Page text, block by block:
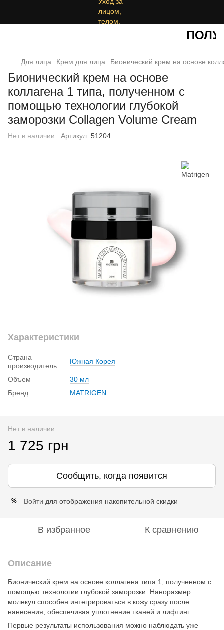
Для лица Крем для лица Бионический крем на основе
Бионический крем на основе
коллагена 1 типа, полученном с
помощью технологии глубокой
заморозки Collagen Volume Cream
Нет в наличии Артикул: 51204
Характеристики
Страна
производитель
Южная Корея
Объем
30 мл
Бренд
MATRIGEN
Нет в наличии
1 725 грн
Сообщить, когда появится
% Войти для отображения накопительной скидки
В избранное К сравнению
Описание
Бионический крем на основе коллагена типа 1, полученном с
помощью технологии глубокой заморозки. Наноразмер
молекул способен интегрироваться в кожу сразу после
нанесения, обеспечивая уплотнение тканей и лифтинг.
Первые результаты использования можно наблюдать уже